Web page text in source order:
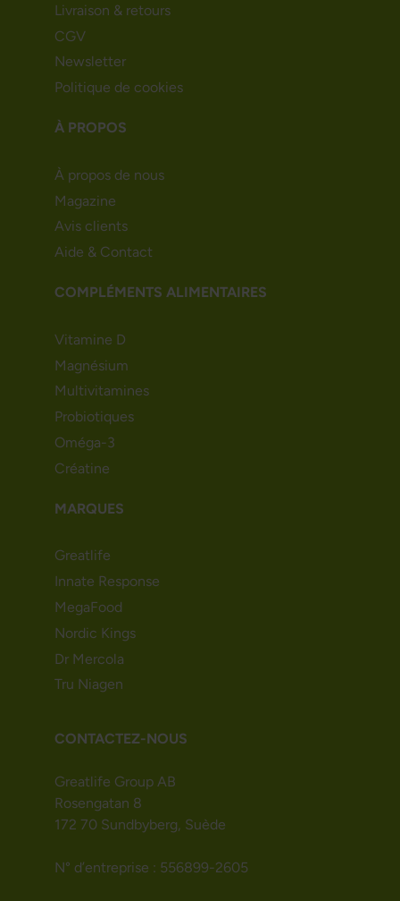
Livraison & retours
CGV
Newsletter
Politique de cookies
À PROPOS
À propos de nous
Magazine
Avis clients
Aide & Contact
COMPLÉMENTS ALIMENTAIRES
Vitamine D
Magnésium
Multivitamines
Probiotiques
Oméga-3
Créatine
MARQUES
Greatlife
Innate Response
MegaFood
Nordic Kings
Dr Mercola
Tru Niagen
CONTACTEZ-NOUS
Greatlife Group AB
Rosengatan 8
172 70 Sundbyberg, Suède
N° d’entreprise : 556899-2605